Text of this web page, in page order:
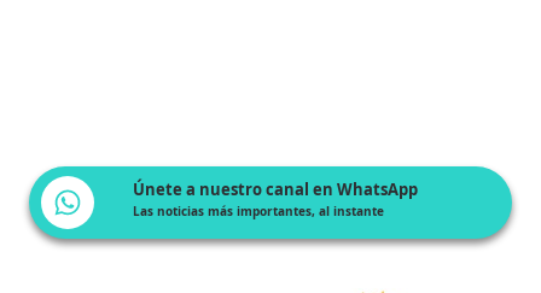
Únete a nuestro canal en WhatsApp
Las noticias más importantes, al instante